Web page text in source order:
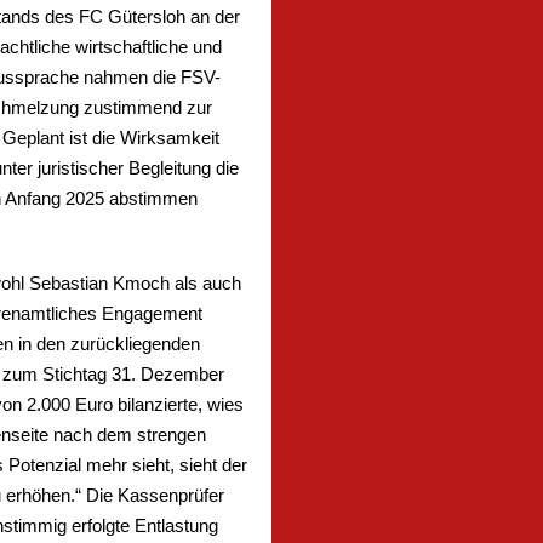
des FC Gütersloh an der
wirtschaftliche und
nahmen die FSV-
zustimmend zur
ist die Wirksamkeit
juristischer Begleitung die
2025 abstimmen
Sebastian Kmoch als auch
Engagement
in den zurückliegenden
Stichtag 31. Dezember
2.000 Euro bilanzierte, wies
nach dem strengen
mehr sieht, sieht der
Die Kassenprüfer
erfolgte Entlastung